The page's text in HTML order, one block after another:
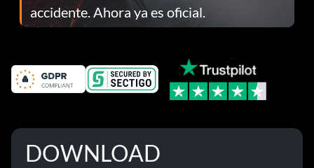
accidente. Ahora ya es oficial.
DOWNLOAD